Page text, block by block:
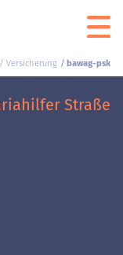
Versicherung bawag-psk
Straße